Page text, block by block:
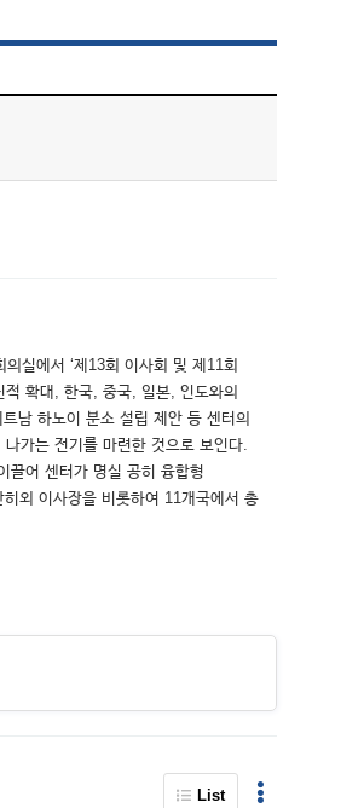
실에서 ‘제13회 이사회 및 제11회
확대, 한국, 중국, 일본, 인도와의
남 하노이 분소 설립 제안 등 센터의
가는 전기를 마련한 것으로 보인다.
끌어 센터가 명실 공히 융합형
외 이사장을 비롯하여 11개국에서 총
List